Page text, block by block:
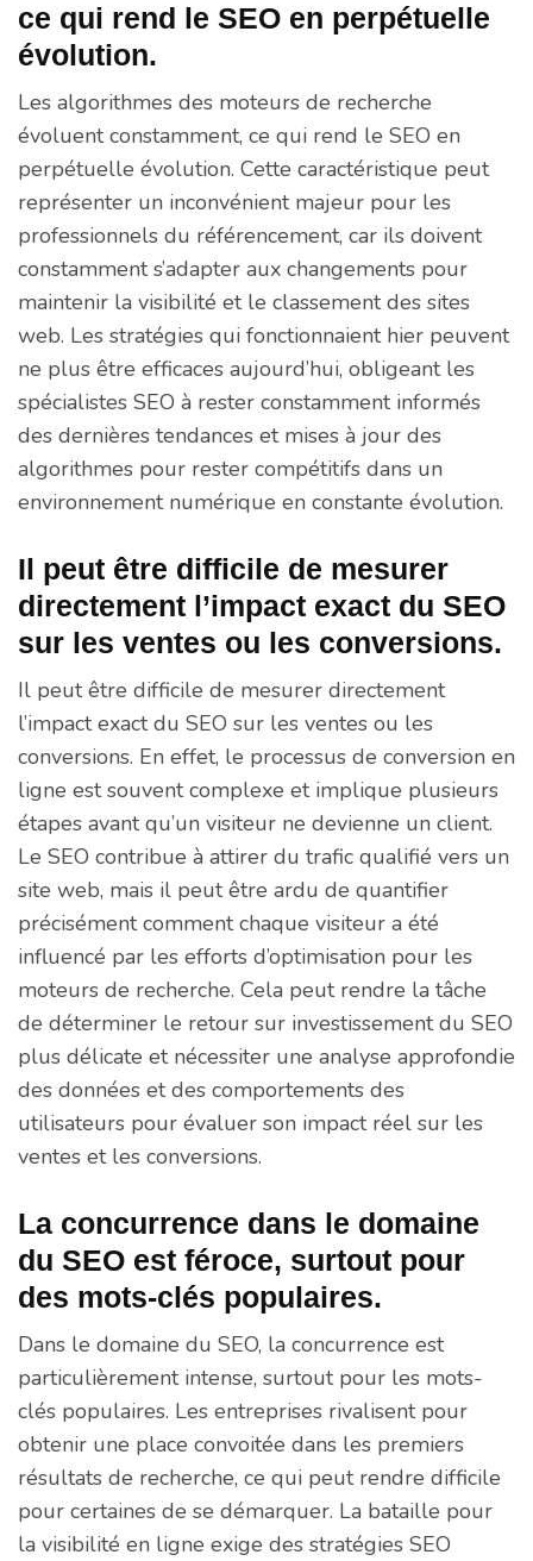
ce qui rend le SEO en perpétuelle
évolution.
Les algorithmes des moteurs de recherche
évoluent constamment, ce qui rend le SEO en
perpétuelle évolution. Cette caractéristique peut
représenter un inconvénient majeur pour les
professionnels du référencement, car ils doivent
constamment s’adapter aux changements pour
maintenir la visibilité et le classement des sites
web. Les stratégies qui fonctionnaient hier peuvent
ne plus être efficaces aujourd’hui, obligeant les
spécialistes SEO à rester constamment informés
des dernières tendances et mises à jour des
algorithmes pour rester compétitifs dans un
environnement numérique en constante évolution.
Il peut être difficile de mesurer
directement l’impact exact du SEO
sur les ventes ou les conversions.
Il peut être difficile de mesurer directement
l’impact exact du SEO sur les ventes ou les
conversions. En effet, le processus de conversion en
ligne est souvent complexe et implique plusieurs
étapes avant qu’un visiteur ne devienne un client.
Le SEO contribue à attirer du trafic qualifié vers un
site web, mais il peut être ardu de quantifier
précisément comment chaque visiteur a été
influencé par les efforts d’optimisation pour les
moteurs de recherche. Cela peut rendre la tâche
de déterminer le retour sur investissement du SEO
plus délicate et nécessiter une analyse approfondie
des données et des comportements des
utilisateurs pour évaluer son impact réel sur les
ventes et les conversions.
La concurrence dans le domaine
du SEO est féroce, surtout pour
des mots-clés populaires.
Dans le domaine du SEO, la concurrence est
particulièrement intense, surtout pour les mots-
clés populaires. Les entreprises rivalisent pour
obtenir une place convoitée dans les premiers
résultats de recherche, ce qui peut rendre difficile
pour certaines de se démarquer. La bataille pour
la visibilité en ligne exige des stratégies SEO